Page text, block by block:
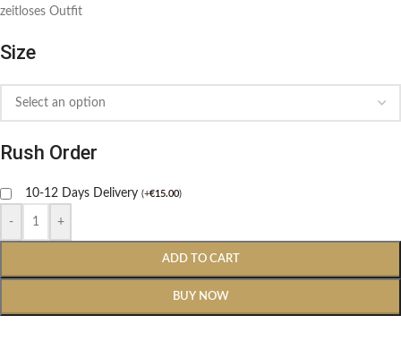
zeitloses Outfit
Size
Rush Order
10-12 Days Delivery (+€15.00)
- +
ADD TO CART
BUY NOW